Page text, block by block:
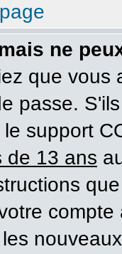
ne
que
passe.
support
de 13 ans